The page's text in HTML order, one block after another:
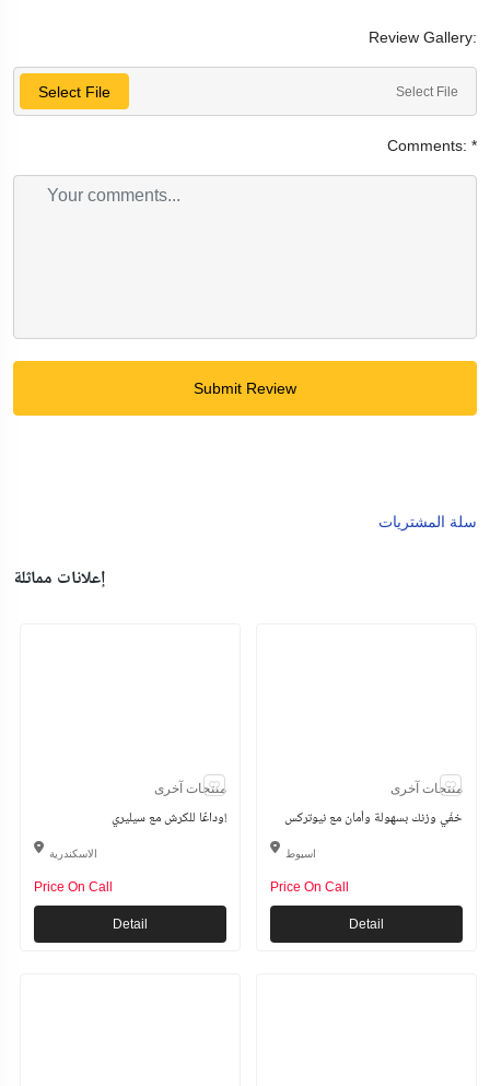
Review Gallery:
Select File Select File
Comments: *
Submit Review
سلة المشتريات
إعلانات مماثلة
منتجات آخرى
وداعًا للكرش مع سيليري!
الاسكندرية
Price On Call
Detail
منتجات آخرى
خفّي وزنك بسهولة وأمان مع نيوتركس
اسيوط
Price On Call
Detail